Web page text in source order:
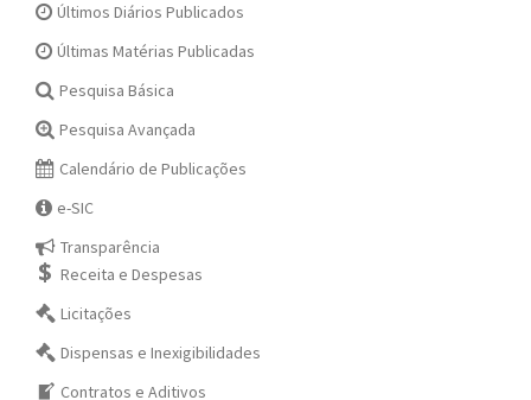
Últimos Diários Publicados
Últimas Matérias Publicadas
Pesquisa Básica
Pesquisa Avançada
Calendário de Publicações
e-SIC
Transparência
Receita e Despesas
Licitações
Dispensas e Inexigibilidades
Contratos e Aditivos